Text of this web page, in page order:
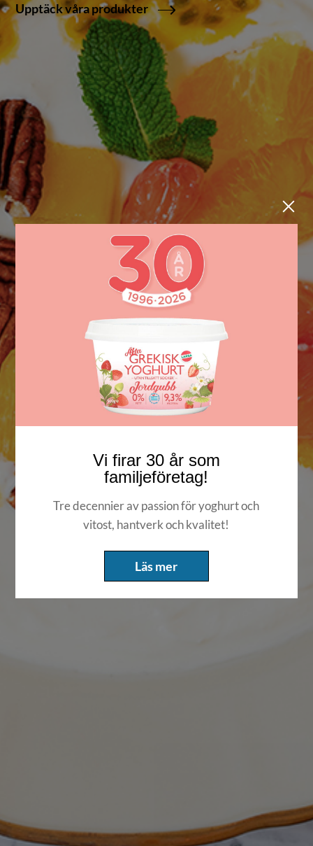
Upptäck våra produkter
Vi firar 30 år som
familjeföretag!
Tre decennier av passion för yoghurt och
vitost, hantverk och kvalitet!
Läs mer